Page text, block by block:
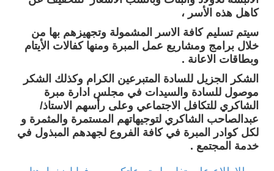
كاهل هذه الأسر ،
سيتم تسليم كافة الاسر المشمولة وتجهيزهم بها من
خلال برامج ومشاريع عمل المبرة ومنها كفالات الأيتام
وبطاقات الاعانة .
الشكر الجزيل للسادة المتبرعين الكرام وكذلك الشكر
موصول للسادة والسيدات في مجلس ادارة مبرة
الشاكري للتكافل الاجتماعي وعلى رأسهم الاستاذ/
عبدالصاحب الشاكري لتوجيهاتهم المستمرة والمثمرة و
لكل كوادر المبرة في كافة الفروع لجهدهم المبذول في
خدمة المجتمع .